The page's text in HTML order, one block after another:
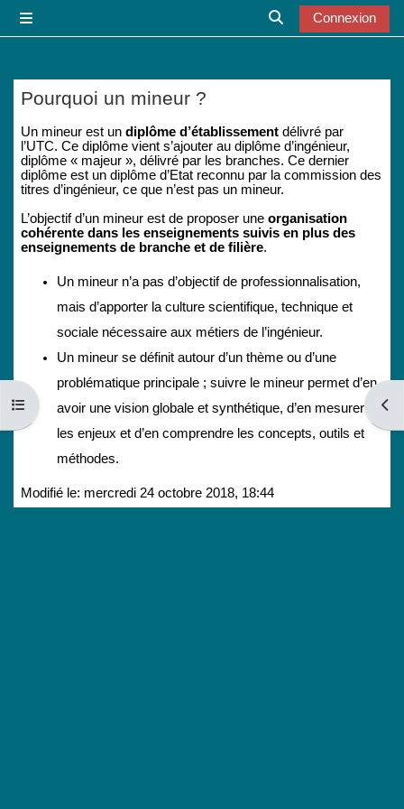
Activer/désactiver
Connexion
Ouvrir l’index du cours
Pourquoi un mineur ?
Conditions d’achèvement
Un mineur est un diplôme d’établissement délivré par
l’UTC. Ce diplôme vient s’ajouter au diplôme d’ingénieur,
diplôme « majeur », délivré par les branches. Ce dernier
diplôme est un diplôme d’Etat reconnu par la commission des
titres d’ingénieur, ce que n’est pas un mineur.
L’objectif d’un mineur est de proposer une organisation
cohérente dans les enseignements suivis en plus des
enseignements de branche et de filière.
Un mineur n’a pas d’objectif de professionnalisation,
mais d’apporter la culture scientifique, technique et
sociale nécessaire aux métiers de l’ingénieur.
Un mineur se définit autour d’un thème ou d’une
problématique principale ; suivre le mineur permet d’en
avoir une vision globale et synthétique, d’en mesurer
les enjeux et d’en comprendre les concepts, outils et
méthodes.
Modifié le: mercredi 24 octobre 2018, 18:44